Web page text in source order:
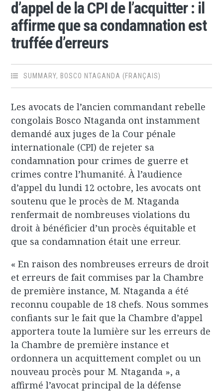
d’appel de la CPI de l’acquitter : il
affirme que sa condamnation est
truffée d’erreurs
SUMMARY, BOSCO NTAGANDA (FRANÇAIS)
Les avocats de l’ancien commandant rebelle
congolais Bosco Ntaganda ont instamment
demandé aux juges de la Cour pénale
internationale (CPI) de rejeter sa
condamnation pour crimes de guerre et
crimes contre l’humanité. À l’audience
d’appel du lundi 12 octobre, les avocats ont
soutenu que le procès de M. Ntaganda
renfermait de nombreuses violations du
droit à bénéficier d’un procès équitable et
que sa condamnation était une erreur.
« En raison des nombreuses erreurs de droit
et erreurs de fait commises par la Chambre
de première instance, M. Ntaganda a été
reconnu coupable de 18 chefs. Nous sommes
confiants sur le fait que la Chambre d’appel
apportera toute la lumière sur les erreurs de
la Chambre de première instance et
ordonnera un acquittement complet ou un
nouveau procès pour M. Ntaganda », a
affirmé l’avocat principal de la défense